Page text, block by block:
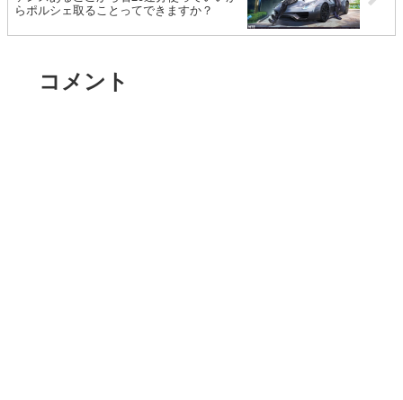
らポルシェ取ることってできますか？
コメント